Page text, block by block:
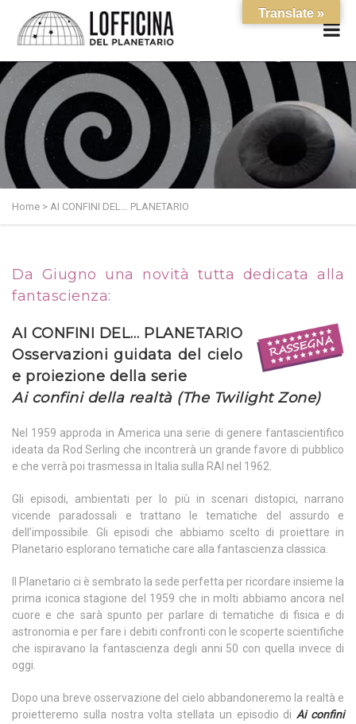
Home > AI CONFINI DEL… PLANETARIO
Da Giugno una novità tutta dedicata alla
fantascienza:
AI CONFINI DEL… PLANETARIO
Osservazioni guidata del cielo
e proiezione della serie
Ai confini della realtà (The Twilight Zone)
Nel 1959 approda in America una serie di genere fantascientifico
ideata da Rod Serling che incontrerà un grande favore di pubblico
e che verrà poi trasmessa in Italia sulla RAI nel 1962.
Gli episodi, ambientati per lo più in scenari distopici, narrano
vicende paradossali e trattano le tematiche del assurdo e
dell’impossibile. Gli episodi che abbiamo scelto di proiettare in
Planetario esplorano tematiche care alla fantascienza classica.
Il Planetario ci è sembrato la sede perfetta per ricordare insieme la
prima iconica stagione del 1959 che in molti abbiamo ancora nel
cuore e che sarà spunto per parlare di tematiche di fisica e di
astronomia e per fare i debiti confronti con le scoperte scientifiche
che ispiravano la fantascienza degli anni 50 con quella invece di
oggi.
Dopo una breve osservazione del cielo abbandoneremo la realtà e
proietteremo sulla nostra volta stellata un episodio diAi confini
Translate »